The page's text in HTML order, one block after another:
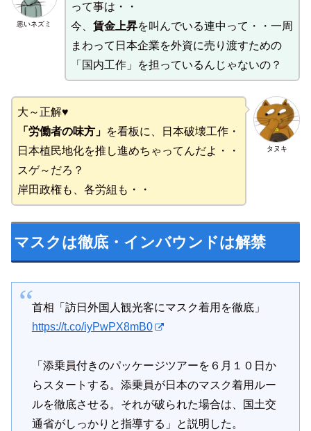
悪いネズミ
って事は・・
今、 賃金上昇を叫んでいる連中って・・一周
まわって日本企業を外資に売り渡すための
「国内工作」を担っているんじゃないの？
タヌキ
大～正解♥
「労働者の味方」 を看板に、日本破壊工作・
日本植民地化を推し進めちゃってんだよ・・
スゲ～だろ？
岸田政権も、各労組も・・
マスクは徹底・インバウンドは解禁
首相「訪日外国人観光客にマスク着用を徹底」
https://t.co/iyPwPX8mB0
「添乗員付きのパッケージツアーを６月１０日か
らスタートする。添乗員が日本のマスク着用ルー
ルを徹底させる。それが破られた場合は、国土交
通省がしっかりと指導する」と説明した。